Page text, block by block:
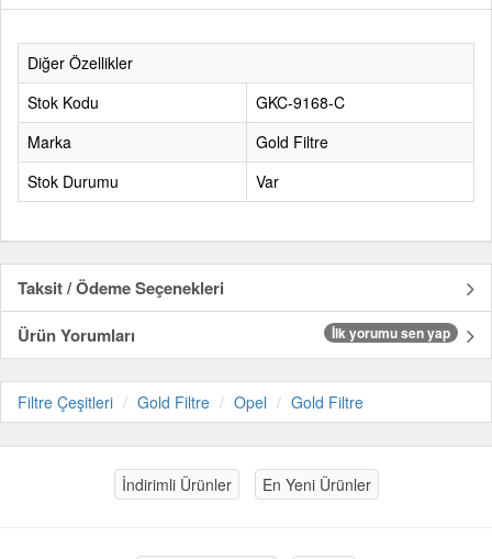
Diğer Özellikler
Stok Kodu
GKC-9168-C
Marka
Gold Filtre
Stok Durumu
Var
Taksit / Ödeme Seçenekleri
Ürün Yorumları
İlk yorumu sen yap
Filtre Çeşitleri Gold Filtre Opel Gold Filtre
İndirimli Ürünler En Yeni Ürünler